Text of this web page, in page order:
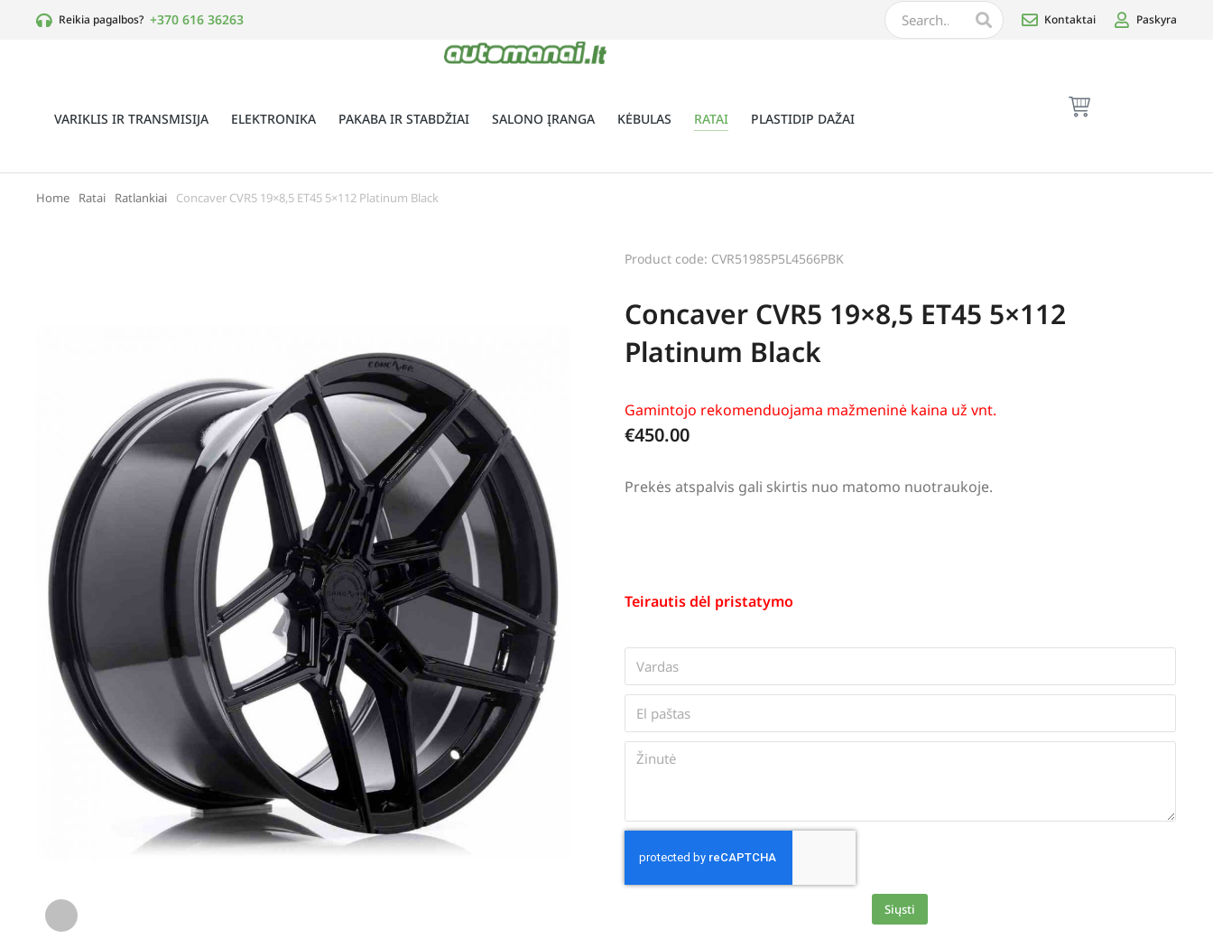
Reikia pagalbos? +370 616 36263 Kontaktai Paskyra
VARIKLIS IR TRANSMISIJA ELEKTRONIKA PAKABA IR STABDŽIAI SALONO ĮRANGA KĖBULAS RATAI PLASTIDIP DAŽAI
You are here:
Home Ratai Ratlankiai Concaver CVR5 19×8,5 ET45 5×112 Platinum Black
Product code: CVR51985P5L4566PBK
Concaver CVR5 19×8,5 ET45 5×112
Platinum Black
Gamintojo rekomenduojama mažmeninė kaina už vnt.
€450.00
Prekės atspalvis gali skirtis nuo matomo nuotraukoje.
Teirautis dėl pristatymo
Siųsti